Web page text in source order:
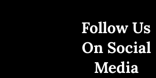
Follow Us
On Social
Media